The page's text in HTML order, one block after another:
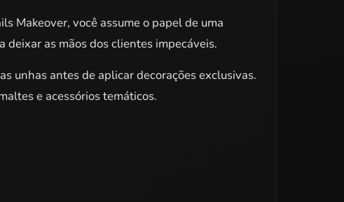
Makeover, você assume o papel de uma
as mãos dos clientes impecáveis.
unhas antes de aplicar decorações exclusivas.
e acessórios temáticos.